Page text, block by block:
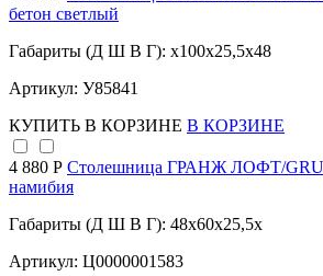
бетон светлый
Габариты (Д Ш В Г): x100x25,5x48
Артикул: У85841
КУПИТЬ В КОРЗИНЕ В КОРЗИНЕ
4 880 Р Столешница ГРАНЖ ЛОФТ/
намибия
Габариты (Д Ш В Г): 48x60x25,5x
Артикул: Ц0000001583